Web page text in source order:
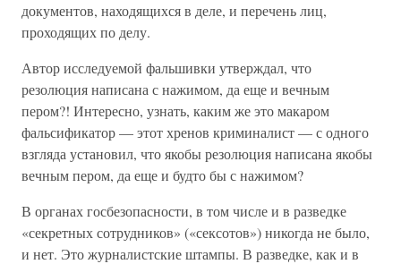
документов, находящихся в деле, и перечень лиц,
проходящих по делу.
Автор исследуемой фальшивки утверждал, что
резолюция написана с нажимом, да еще и вечным
пером?! Интересно, узнать, каким же это макаром
фальсификатор — этот хренов криминалист — с одного
взгляда установил, что якобы резолюция написана якобы
вечным пером, да еще и будто бы с нажимом?
В органах госбезопасности, в том числе и в разведке
«секретных сотрудников» («сексотов») никогда не было,
и нет. Это журналистские штампы. В разведке, как и в